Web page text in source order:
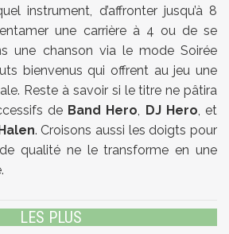
instrument, d’affronter jusqu’à 8
une carrière à 4 ou de se
une chanson via le mode Soirée
bienvenus qui offrent au jeu une
Reste à savoir si le titre ne pâtira
de Band Hero, DJ Hero, et
. Croisons aussi les doigts pour
qualité ne le transforme en une
LES PLUS